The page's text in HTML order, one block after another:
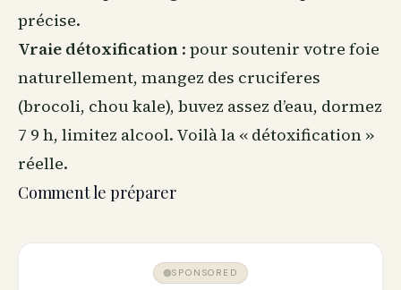
précise.
Vraie détoxification : pour soutenir votre foie
naturellement, mangez des cruciferes
(brocoli, chou kale), buvez assez d’eau, dormez
7 9 h, limitez alcool. Voilà la « détoxification »
réelle.
Comment le préparer
SPONSORED